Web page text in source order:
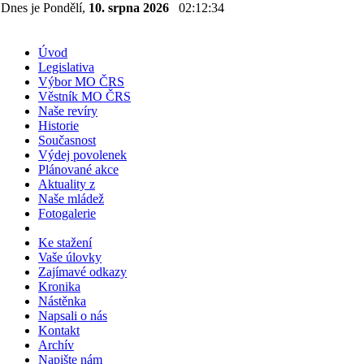
Dnes je Pondělí, 10. srpna 2026 02:12:34
Úvod
Legislativa
Výbor MO ČRS
Věstník MO ČRS
Naše revíry
Historie
Současnost
Výdej povolenek
Plánované akce
Aktuality z
Naše mládež
Fotogalerie
Ke stažení
Vaše úlovky
Zajímavé odkazy
Kronika
Nástěnka
Napsali o nás
Kontakt
Archív
Napište nám